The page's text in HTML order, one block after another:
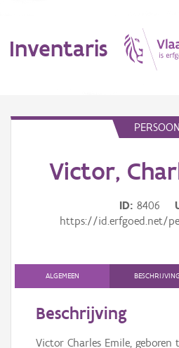
Inventaris
Erfgoedobject
Thema
Persoon of collectief
PERSOON
Victor,
ID 8406
https://id.erfgoed.net/
ALGEMEEN BESCHRIJVING
Beschrijving
Victor Charles Emile,